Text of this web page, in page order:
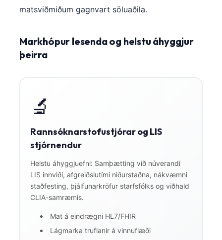
matsviðmiðum gagnvart söluaðila.
Markhópur lesenda og helstu áhyggjur
þeirra
🔬
Rannsóknarstofustjórar og LIS
stjórnendur
Helstu áhyggjuefni: Samþætting við núverandi
LIS innviði, afgreiðslutími niðurstaðna, nákvæmni
staðfesting, þjálfunarkröfur starfsfólks og viðhald
CLIA-samræmis.
Mat á eindrægni HL7/FHIR
Lágmarka truflanir á vinnuflæði